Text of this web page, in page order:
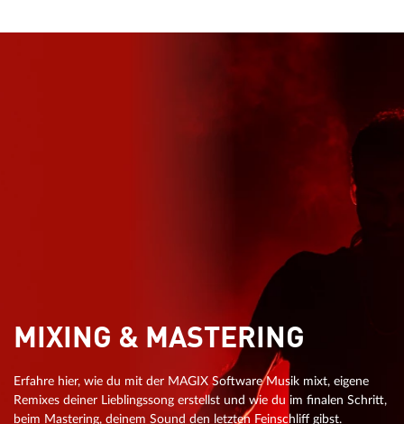
MIXING & MASTERING
Erfahre hier, wie du mit der MAGIX Software Musik mixt, eigene
Remixes deiner Lieblingssong erstellst und wie du im finalen Schritt,
beim Mastering, deinem Sound den letzten Feinschliff gibst.